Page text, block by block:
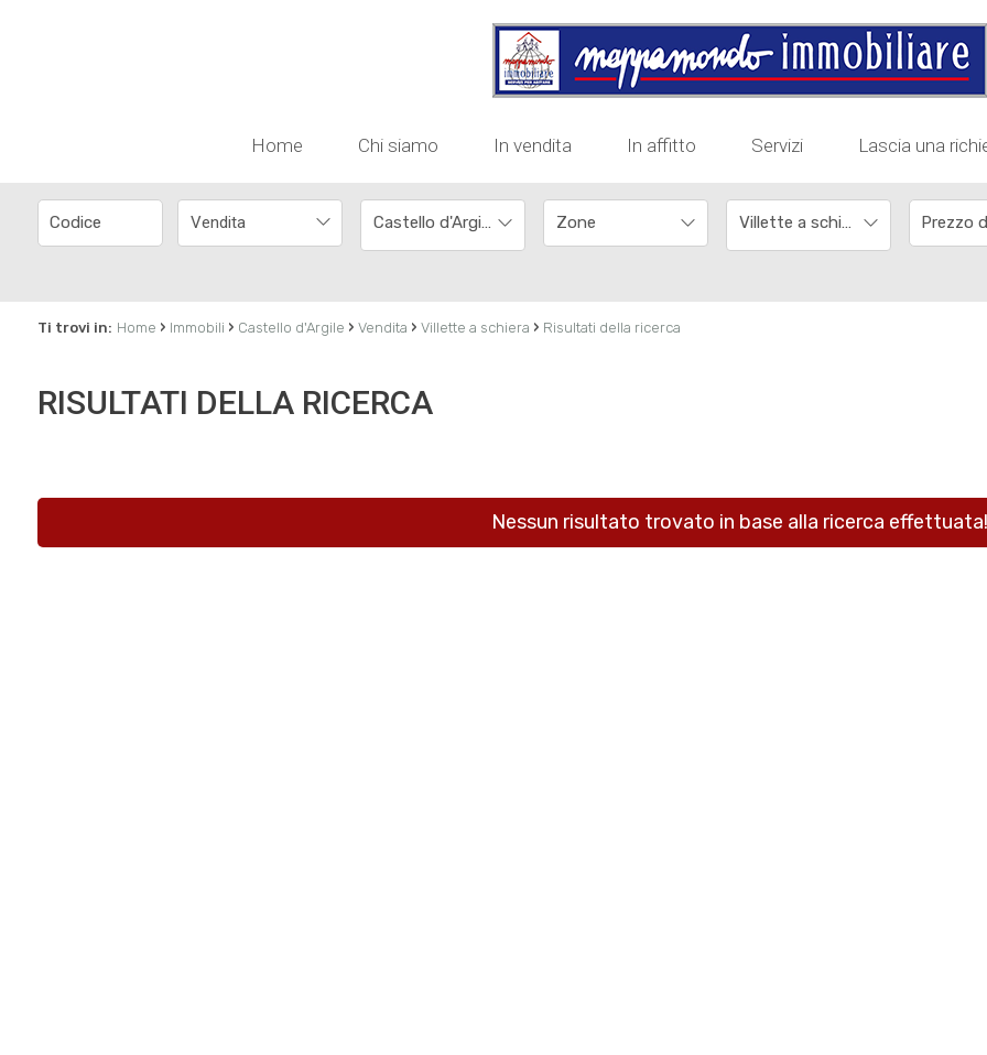
Home Chi siamo In vendita In affitto Servizi Lascia una
Vendita Castello d'Argile Villette a schiera
Ti trovi in: Home › Immobili › Castello d'Argile › Vendita › Villette a schiera › Risultati della ricerca
RISULTATI DELLA RICERCA
Nessun risultato trovato in base alla ricerca